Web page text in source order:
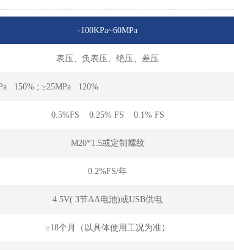
-100KPa~60MPa
表压、负表压、绝压、差压
150% ; ≥25MPa 120%
0.5%FS 0.25% FS 0.1% FS
M20*1.5或定制螺纹
0.2%FS/年
4.5V( 3节AA电池)或USB供电
≥18个月（以具体使用工况为准）